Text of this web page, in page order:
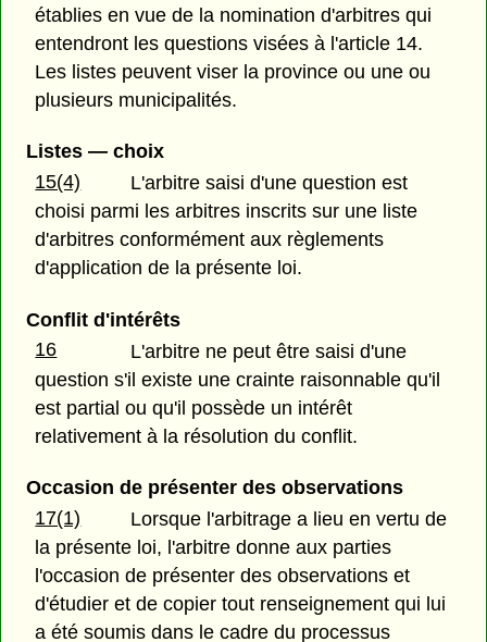
établies en vue de la nomination d'arbitres qui
entendront les questions visées à l'article 14.
Les listes peuvent viser la province ou une ou
plusieurs municipalités.
Listes — choix
15(4)
L'arbitre saisi d'une question est
choisi parmi les arbitres inscrits sur une liste
d'arbitres conformément aux règlements
d'application de la présente loi.
Conflit d'intérêts
16
L'arbitre ne peut être saisi d'une
question s'il existe une crainte raisonnable qu'il
est partial ou qu'il possède un intérêt
relativement à la résolution du conflit.
Occasion de présenter des observations
17(1)
Lorsque l'arbitrage a lieu en vertu de
la présente loi, l'arbitre donne aux parties
l'occasion de présenter des observations et
d'étudier et de copier tout renseignement qui lui
a été soumis dans le cadre du processus